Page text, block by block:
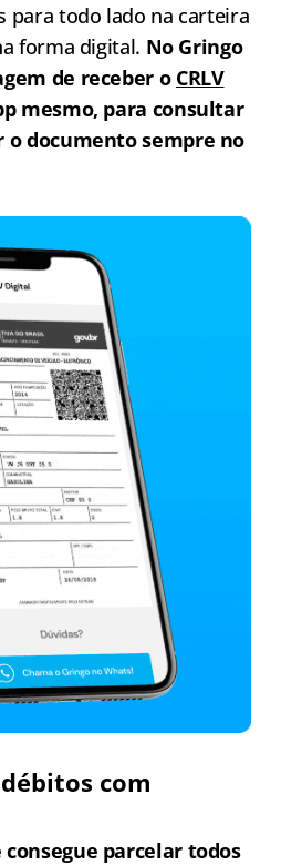
para todo lado na carteira
forma digital. No Gringo
de receber o CRLV
mesmo, para consultar
o documento sempre no
com
consegue parcelar todos